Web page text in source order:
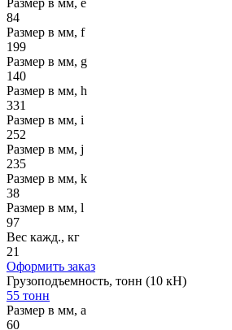
84
Размер в мм, f
199
Размер в мм, g
140
Размер в мм, h
331
Размер в мм, i
252
Размер в мм, j
235
Размер в мм, k
38
Размер в мм, l
97
Вес кажд., кг
21
Оформить заказ
Грузоподъемность, тонн (10 кН)
55 тонн
Размер в мм, a
60